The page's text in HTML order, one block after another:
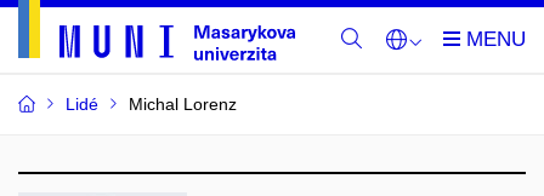
Lidé Michal Lorenz